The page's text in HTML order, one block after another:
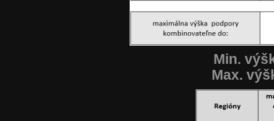
Min.
Max.